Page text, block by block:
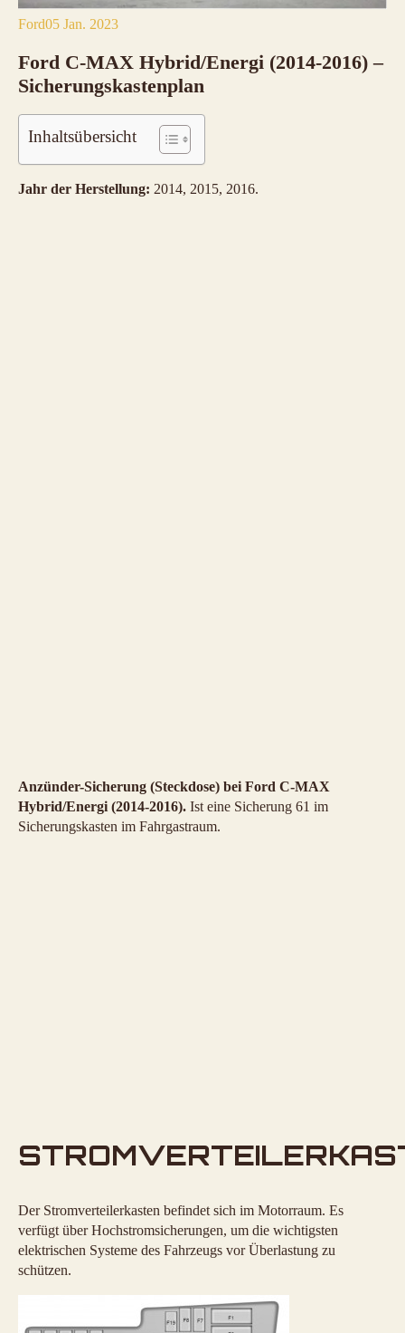
Ford05 Jan. 2023
Ford C-MAX Hybrid/Energi (2014-2016) –
Sicherungskastenplan
Inhaltsübersicht
Jahr der Herstellung: 2014, 2015, 2016.
Anzünder-Sicherung (Steckdose) bei Ford C-MAX
Hybrid/Energi (2014-2016). Ist eine Sicherung 61 im
Sicherungskasten im Fahrgastraum.
Der Stromverteilerkasten befindet sich im Motorraum. Es
verfügt über Hochstromsicherungen, um die wichtigsten
elektrischen Systeme des Fahrzeugs vor Überlastung zu
schützen.